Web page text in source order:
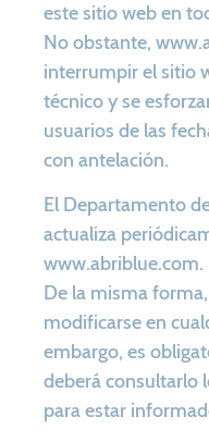
este sitio web en
No obstante,
interrumpir el sitio
técnico y se
usuarios de las
con antelación.
El Departamento
actualiza
www.abriblue.com.
De la misma
modificarse en
embargo, es
deberá consultarlo
para estar